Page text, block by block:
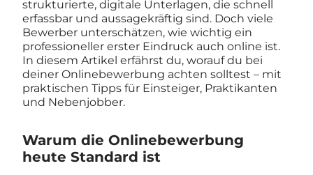
strukturierte, digitale Unterlagen, die schnell
erfassbar und aussagekräftig sind. Doch viele
Bewerber unterschätzen, wie wichtig ein
professioneller erster Eindruck auch online ist.
In diesem Artikel erfährst du, worauf du bei
deiner Onlinebewerbung achten solltest – mit
praktischen Tipps für Einsteiger, Praktikanten
und Nebenjobber.
Warum die Onlinebewerbung
heute Standard ist